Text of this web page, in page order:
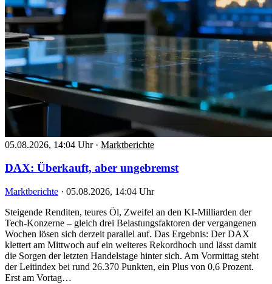
05.08.2026, 14:04 Uhr · Marktberichte
DAX: Überkauft, aber ungebremst
Marktberichte · 05.08.2026, 14:04 Uhr
Steigende Renditen, teures Öl, Zweifel an den KI-Milliarden der
Tech-Konzerne – gleich drei Belastungsfaktoren der vergangenen
Wochen lösen sich derzeit parallel auf. Das Ergebnis: Der DAX
klettert am Mittwoch auf ein weiteres Rekordhoch und lässt damit
die Sorgen der letzten Handelstage hinter sich. Am Vormittag steht
der Leitindex bei rund 26.370 Punkten, ein Plus von 0,6 Prozent.
Erst am Vortag…